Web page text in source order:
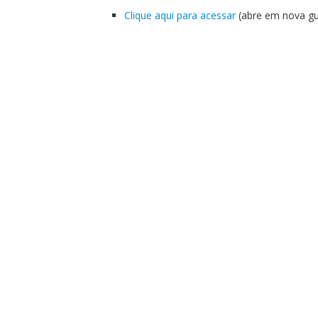
Clique aqui para acessar(abre em nova